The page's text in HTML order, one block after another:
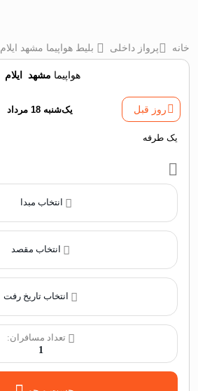
خانه پرواز داخلی بلیط هواپیما مشهد ایلام
هواپیما مشهد ایلام
روز قبل یک‌شنبه 18 مرداد
یک طرفه
انتخاب مبدا
انتخاب مقصد
تعداد مسافران:
1